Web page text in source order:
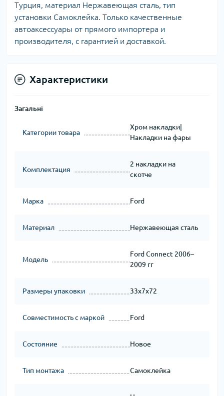
Турция, материал Нержавеющая сталь, тип
установки Самоклейка. Только качественные
автоаксессуары от прямого импортера и
производителя, с гарантией и доставкой.
Характеристики
Загальні
Категории товара
Хром накладки|
Накладки на фары
Комплектация
2 накладки на
скотче
Марка Ford
Материал Нержавеющая сталь
Модель
Ford Connect 2006–
2009 гг
Размеры упаковки 33x7x72
Совместимость с маркой Ford
Состояние Новое
Тип монтажа Самоклейка